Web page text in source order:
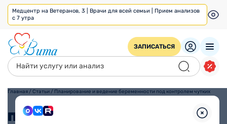
Медцентр на Ветеранов, 3 | Врачи для всей семьи | Прием анализов
с 7 утра
ЗАПИСАТЬСЯ
Главная /Статьи / Планирование и ведение беременности под контролем чутких
Планирование и ведение